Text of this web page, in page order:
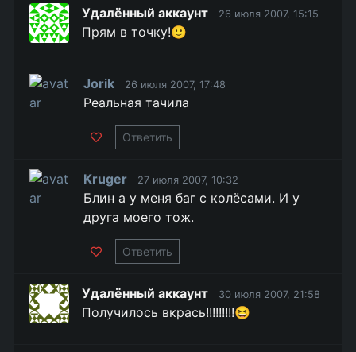
Удалённый аккаунт 26 июля 2007, 15:15
Прям в точку!🙂
Jorik 26 июля 2007, 17:48
Реальная тачила
Ответить
Kruger 27 июля 2007, 10:32
Блин а у меня баг с колёсами. И у
друга моего тож.
Ответить
Удалённый аккаунт 30 июля 2007, 21:58
Получилось вкрась!!!!!!!!!😆